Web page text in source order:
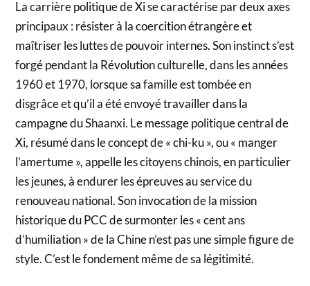
La carrière politique de Xi se caractérise par deux axes
principaux : résister à la coercition étrangère et
maîtriser les luttes de pouvoir internes. Son instinct s’est
forgé pendant la Révolution culturelle, dans les années
1960 et 1970, lorsque sa famille est tombée en
disgrâce et qu’il a été envoyé travailler dans la
campagne du Shaanxi. Le message politique central de
Xi, résumé dans le concept de « chi-ku », ou « manger
l’amertume », appelle les citoyens chinois, en particulier
les jeunes, à endurer les épreuves au service du
renouveau national. Son invocation de la mission
historique du PCC de surmonter les « cent ans
d’humiliation » de la Chine n’est pas une simple figure de
style. C’est le fondement même de sa légitimité.